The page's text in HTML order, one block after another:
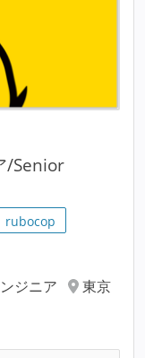
/Senior
rubocop
ジニア
東京